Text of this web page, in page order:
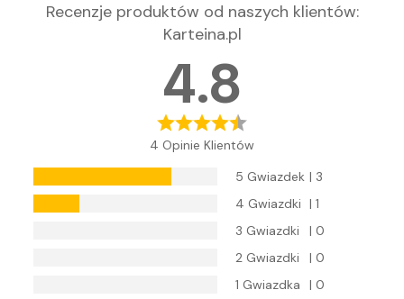
Recenzje produktów od naszych klientów:
Karteina.pl
4.8
4 Opinie Klientów
5 Gwiazdek | 3
4 Gwiazdki | 1
3 Gwiazdki
| 0
2 Gwiazdki
| 0
1 Gwiazdka
| 0